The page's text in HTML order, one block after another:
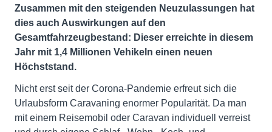
Zusammen mit den steigenden Neuzulassungen hat
dies auch Auswirkungen auf den
Gesamtfahrzeugbestand: Dieser erreichte in diesem
Jahr mit 1,4 Millionen Vehikeln einen neuen
Höchststand.
Nicht erst seit der Corona-Pandemie erfreut sich die
Urlaubsform Caravaning enormer Popularität. Da man
mit einem Reisemobil oder Caravan individuell verreist